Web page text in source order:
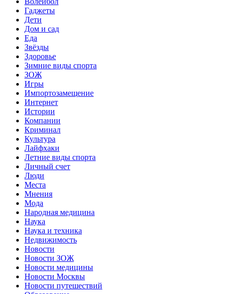
Гаджеты
Дети
Дом и сад
Еда
Звёзды
Здоровье
Зимние виды спорта
ЗОЖ
Игры
Импортозамещение
Интернет
Истории
Компании
Криминал
Культура
Лайфхаки
Летние виды спорта
Личный счет
Люди
Места
Мнения
Мода
Народная медицина
Наука
Наука и техника
Недвижимость
Новости
Новости ЗОЖ
Новости медицины
Новости Москвы
Новости путешествий